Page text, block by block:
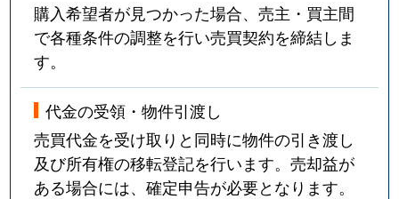
購入希望者が見つかった場合、売主・買主間
で各種条件の調整を行い売買契約を締結しま
す。
代金の受領・物件引渡し
売買代金を受け取りと同時に物件の引き渡し
及び所有権の移転登記を行います。売却益が
ある場合には、確定申告が必要となります。